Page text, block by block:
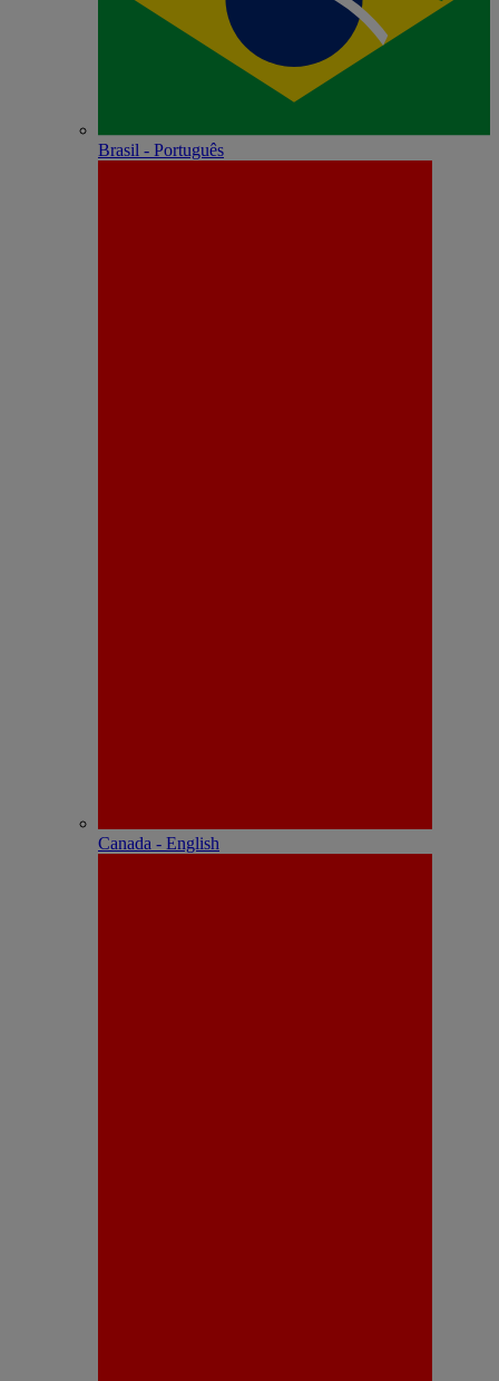
Brasil - Português
Canada - English